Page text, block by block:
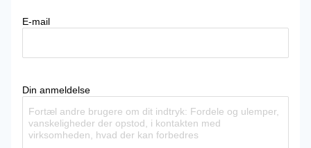
E-mail
Din anmeldelse